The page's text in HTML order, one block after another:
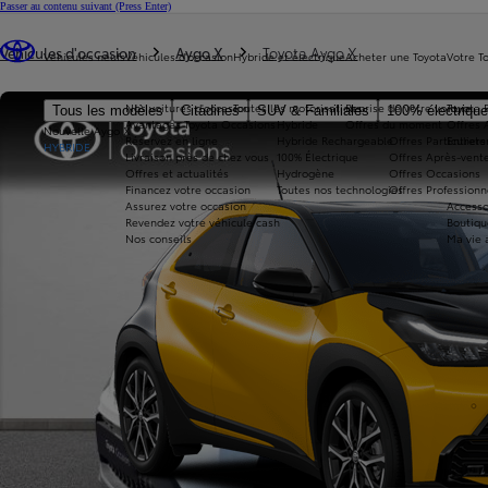
Passer au contenu suivant (Press Enter)
Véhicules neufs
Tous les modèles Citadines SUV & Familiales 100%
Nouvelle Aygo X
HYBRIDE
Véhicules d'occasion
Nos voitures d'occasion
Avantages Toyota Occasions
Réservez en ligne
Livraison près de chez vous
Offres et actualités
Financez votre occasion
Assurez votre occasion
Revendez votre véhicule cash
Nos conseils
Hybride et électrique
Toutes les motorisations
Hybride
100% Électrique
Hydrogène
Toutes nos technologies
Acheter une Toyota
Reprise de votre voiture
Offres du moment
Offres Après-
Offres Occasions
Offres
Votre
Toyota
Offres
Ma vie
Véhicules d'occasion Aygo X Toyota Aygo X